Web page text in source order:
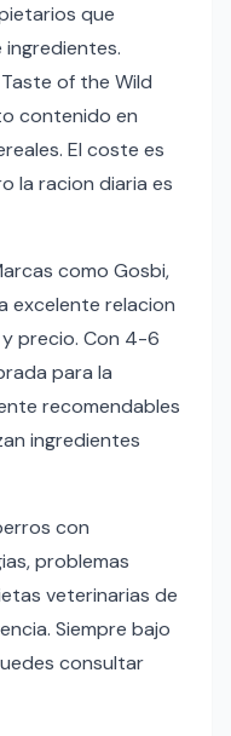
que
ingredientes.
of the Wild
contenido en
El coste es
la racion diaria es
como Gosbi,
excelente relacion
precio. Con 4-6
para la
recomendables
ingredientes
con
problemas
veterinarias de
Siempre bajo
consultar